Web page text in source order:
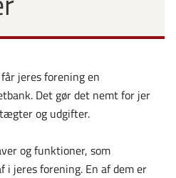
jeres forening en
Det gør det nemt for jer
og udgifter.
og funktioner, som
i jeres forening. En af dem er